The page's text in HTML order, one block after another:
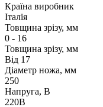
Країна виробник
Італія
Товщина зрізу, мм
0 - 16
Товщина зрізу, мм
Від 17
Діаметр ножа, мм
250
Напруга, В
220В